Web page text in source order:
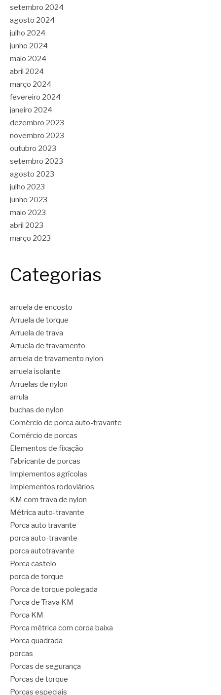
setembro 2024
agosto 2024
julho 2024
junho 2024
maio 2024
abril 2024
março 2024
fevereiro 2024
janeiro 2024
dezembro 2023
novembro 2023
outubro 2023
setembro 2023
agosto 2023
julho 2023
junho 2023
maio 2023
abril 2023
março 2023
Categorias
arruela de encosto
Arruela de torque
Arruela de trava
Arruela de travamento
arruela de travamento nylon
arruela isolante
Arruelas de nylon
arrula
buchas de nylon
Comércio de porca auto-travante
Comércio de porcas
Elementos de fixação
Fabricante de porcas
Implementos agrícolas
Implementos rodoviários
KM com trava de nylon
Métrica auto-travante
Porca auto travante
porca auto-travante
porca autotravante
Porca castelo
porca de torque
Porca de torque polegada
Porca de Trava KM
Porca KM
Porca métrica com coroa baixa
Porca quadrada
porcas
Porcas de segurança
Porcas de torque
Porcas especiais